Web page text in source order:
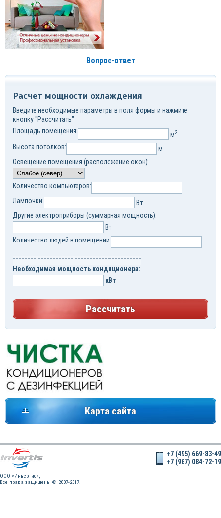
Вопрос-ответ
Расчет мощности охлаждения
Введите необходимые параметры в поля формы и нажмите
кнопку "Рассчитать"
Площадь помещения:
м2
Высота потолков:
м
Освещение помещения (расположение окон):
Количество компьютеров:
Лампочки:
Вт
Другие электроприборы (суммарная мощность):
Вт
Количество людей в помещении:
Необходимая мощность кондиционера:
кВт
Рассчитать
Карта сайта
OOO «Инвертис»,
Все права защищены © 2007-2017.
+7 (495) 669-83-49
+7 (967) 084-72-19